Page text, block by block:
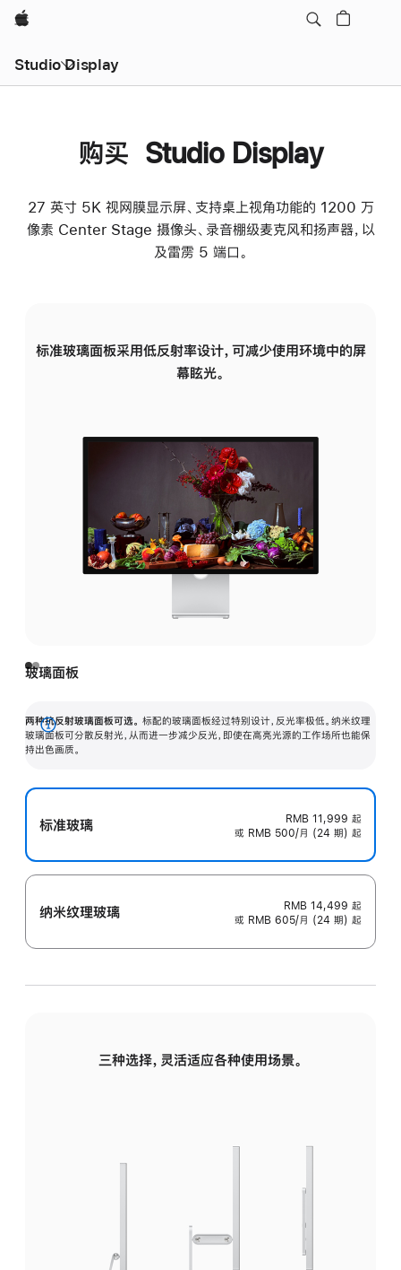
Apple
Studio Display
购买 Studio Display
27 英寸 5K 视网膜显示屏、支持桌上视角功能的 1200 万
像素 Center Stage 摄像头、录音棚级麦克风和扬声器，以
及雷雳 5 端口。
标准玻璃面板采用低反射率设计，可减少使用环境中的屏
幕眩光。
玻璃面板
两种抗反射玻璃面板可选。 标配的玻璃面板经过特别设计，反光率极低。纳米纹理
玻璃面板可分散反射光，从而进一步减少反光，即使在高亮光源的工作场所也能保
持出色画质。
展
开
标准玻璃 RMB 11,999 起
或 RMB 500/月 (24 期) 起
纳米纹理玻璃 RMB 14,499 起
或 RMB 605/月 (24 期) 起
三种选择，灵活适应各种使用场景。